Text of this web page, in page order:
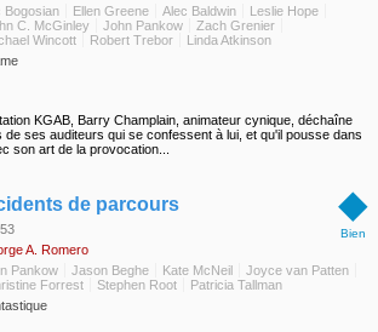
Bogosian
Ellen Greene Alec Baldwin
Leslie Hope
C. McGinley
John Pankow
Zach Grenier
Wincott
Robert Trebor
Linda Atkinson
KGAB, Barry Champlain, animateur cynique, déchaîne
ses auditeurs qui se confessent à lui, et qu'il pousse dans
son art de la provocation...
◆
Bien
de parcours
A. Romero
Pankow
Jason Beghe Kate McNeil
Joyce van Patten
Forrest
Stephen Root
Patricia Tallman